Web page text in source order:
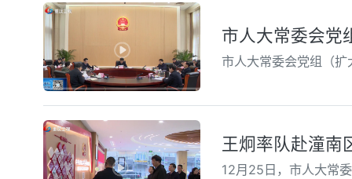
市人大常委会党
市人大常委会党组（
王炯率队赴潼南
12月25日，市人大常